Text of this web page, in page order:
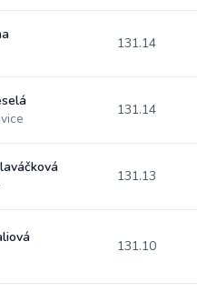
131.14
131.14
131.13
131.10